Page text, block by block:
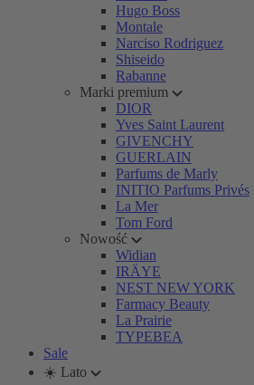
Hugo Boss
Montale
Narciso Rodriguez
Shiseido
Rabanne
Marki premium
DIOR
Yves Saint Laurent
GIVENCHY
GUERLAIN
Parfums de Marly
INITIO Parfums Privés
La Mer
Tom Ford
Nowość
Widian
IRÄYE
NEST NEW YORK
Farmacy Beauty
La Prairie
TYPEBEA
Sale
☀️ Lato